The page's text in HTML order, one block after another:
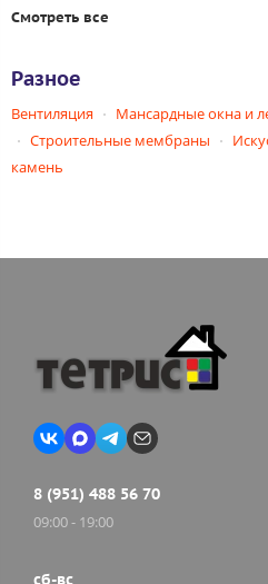
Смотреть все
Разное
Вентиляция Мансардные окна и
Строительные мембраны
камень
8 (951) 488 56 70
09:00 - 19:00
сб-вс